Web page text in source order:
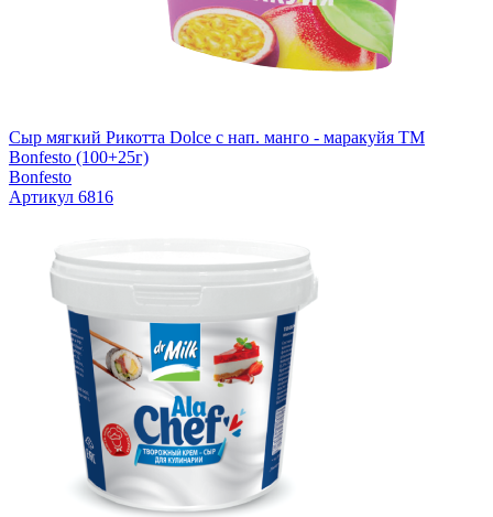
Сыр мягкий Рикотта Dolce с нап. манго - маракуйя TM
Bonfesto (100+25г)
Bonfesto
Артикул 6816